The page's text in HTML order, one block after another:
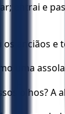
entrai e
anciãos e
uma
olhos? A